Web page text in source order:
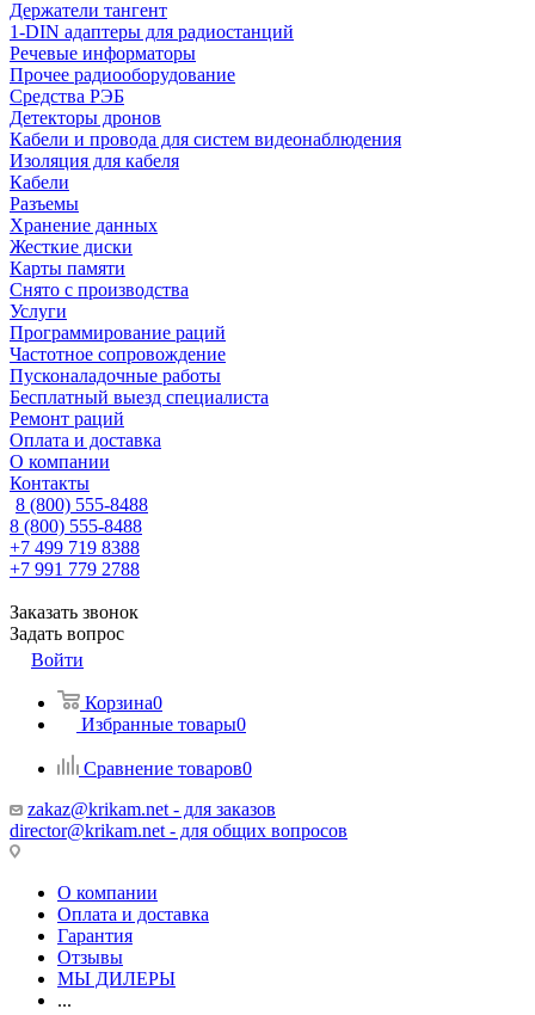
Держатели тангент
1-DIN адаптеры для радиостанций
Речевые информаторы
Прочее радиооборудование
Средства РЭБ
Детекторы дронов
Кабели и провода для систем видеонаблюдения
Изоляция для кабеля
Кабели
Разъемы
Хранение данных
Жесткие диски
Карты памяти
Снято с производства
Услуги
Программирование раций
Частотное сопровождение
Пусконаладочные работы
Бесплатный выезд специалиста
Ремонт раций
Оплата и доставка
О компании
Контакты
8 (800) 555-8488
8 (800) 555-8488
+7 499 719 8388
+7 991 779 2788
Заказать звонок
Задать вопрос
Войти
Корзина0
Избранные товары0
Сравнение товаров0
zakaz@krikam.net - для заказов
director@krikam.net - для общих вопросов
О компании
Оплата и доставка
Гарантия
Отзывы
МЫ ДИЛЕРЫ
...